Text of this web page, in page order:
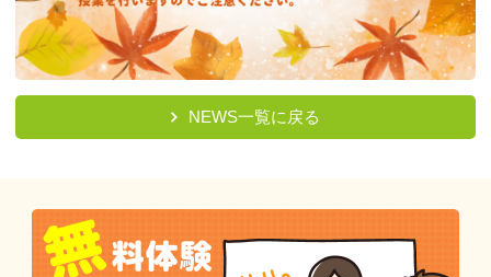
NEWS一覧に戻る